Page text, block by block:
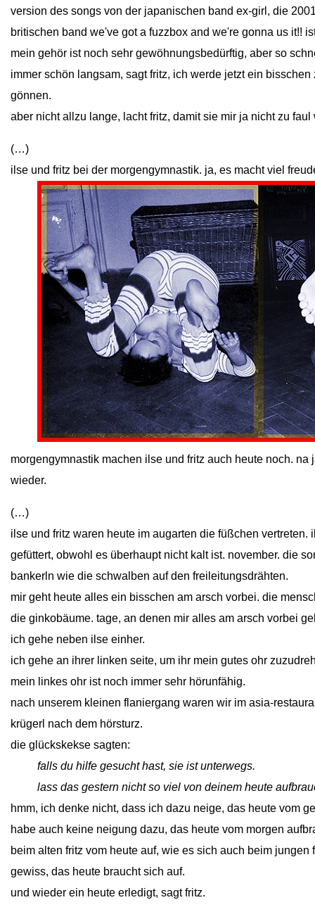
version des songs von der japanischen band ex-girl, die
britischen band we've got a fuzzbox and we're gonna us it!!
mein gehör ist noch sehr gewöhnungsbedürftig, aber so
immer schön langsam, sagt fritz, ich werde jetzt ein
gönnen.
aber nicht allzu lange, lacht fritz, damit sie mir ja nicht zu
(…)
ilse und fritz bei der morgengymnastik. ja, es macht viel
morgengymnastik machen ilse und fritz auch heute noch.
wieder.
(…)
ilse und fritz waren heute im augarten die füßchen vertreten.
gefüttert, obwohl es überhaupt nicht kalt ist. november. die
bankerln wie die schwalben auf den freileitungsdrähten.
mir geht heute alles ein bisschen am arsch vorbei. die
die ginkobäume. tage, an denen mir alles am arsch vorbei
ich gehe neben ilse einher.
ich gehe an ihrer linken seite, um ihr mein gutes ohr
mein linkes ohr ist noch immer sehr hörunfähig.
nach unserem kleinen flaniergang waren wir im asia-
krügerl nach dem hörsturz.
die glückskekse sagten:
falls du hilfe gesucht hast, sie ist unterwegs.
lass das gestern nicht so viel von deinem heute
hmm, ich denke nicht, dass ich dazu neige, das heute vom
habe auch keine neigung dazu, das heute vom morgen
beim alten fritz vom heute auf, wie es sich auch beim
gewiss, das heute braucht sich auf.
und wieder ein heute erledigt, sagt fritz.